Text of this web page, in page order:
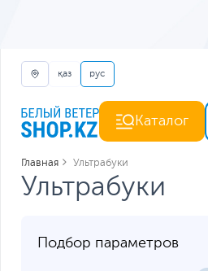
қаз рус
Каталог
Главная Ультрабуки
Ультрабуки
Подбор параметров